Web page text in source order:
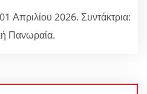
01 Απριλίου 2026. Συντάκτρια:
Πανωραία.